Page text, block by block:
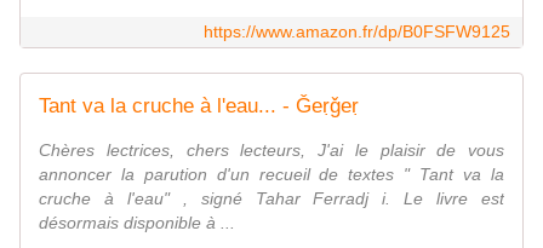
https://www.amazon.fr/dp/B0FSFW9125
Tant va la cruche à l'eau... - Ǧeṛǧeṛ
Chères lectrices, chers lecteurs, J'ai le plaisir de vous
annoncer la parution d'un recueil de textes " Tant va la
cruche à l'eau" , signé Tahar Ferradj i. Le livre est
désormais disponible à ...